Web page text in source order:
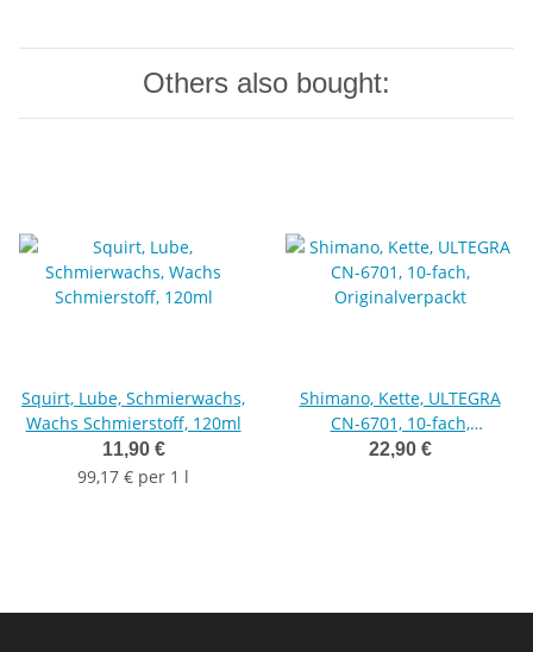
Others also bought:
Squirt, Lube, Schmierwachs,
Wachs Schmierstoff, 120ml
11,90 €
99,17 € per 1 l
Shimano, Kette, ULTEGRA
CN-6701, 10-fach,
Originalverpackt
22,90 €